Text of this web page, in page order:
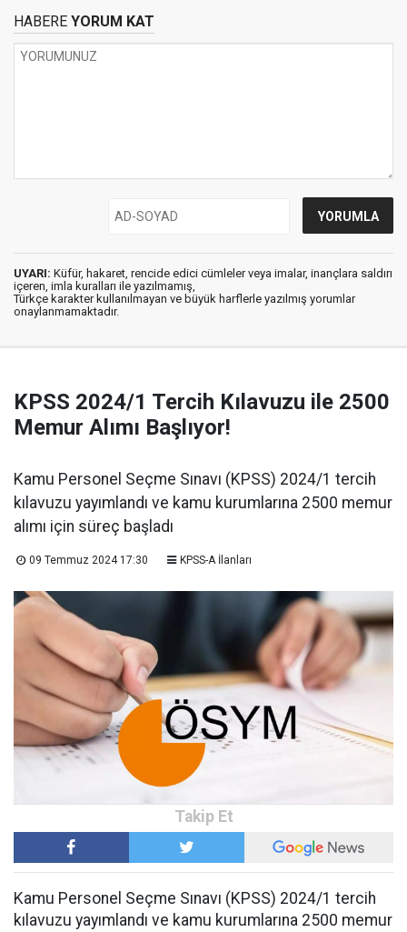
HABERE YORUM KAT
UYARI: Küfür, hakaret, rencide edici cümleler veya imalar, inançlara saldırı
içeren, imla kuralları ile yazılmamış,
Türkçe karakter kullanılmayan ve büyük harflerle yazılmış yorumlar
onaylanmamaktadır.
KPSS 2024/1 Tercih Kılavuzu ile 2500
Memur Alımı Başlıyor!
Kamu Personel Seçme Sınavı (KPSS) 2024/1 tercih
kılavuzu yayımlandı ve kamu kurumlarına 2500 memur
alımı için süreç başladı
09 Temmuz 2024 17:30 KPSS-A İlanları
Kamu Personel Seçme Sınavı (KPSS) 2024/1 tercih
kılavuzu yayımlandı ve kamu kurumlarına 2500 memur